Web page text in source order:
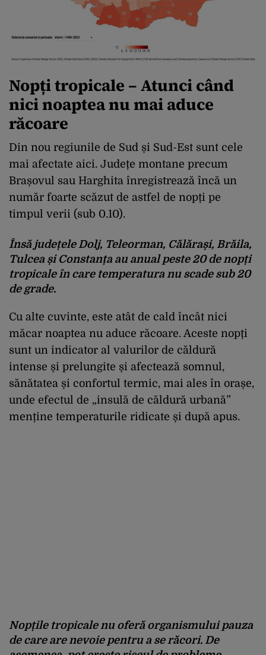
Nopți tropicale – Atunci când
nici noaptea nu mai aduce
răcoare
Din nou regiunile de Sud și Sud-Est sunt cele
mai afectate aici. Județe montane precum
Brașovul sau Harghita înregistrează încă un
număr foarte scăzut de astfel de nopți pe
timpul verii (sub 0.10).
Însă județele Dolj, Teleorman, Călărași, Brăila,
Tulcea și Constanța au anual peste 20 de nopți
tropicale în care temperatura nu scade sub 20
de grade.
Cu alte cuvinte, este atât de cald încât nici
măcar noaptea nu aduce răcoare. Aceste nopți
sunt un indicator al valurilor de căldură
intense și prelungite și afectează somnul,
sănătatea și confortul termic, mai ales în orașe,
unde efectul de „insulă de căldură urbană”
menține temperaturile ridicate și după apus.
Nopțile tropicale nu oferă organismului pauza
de care are nevoie pentru a se răcori. De